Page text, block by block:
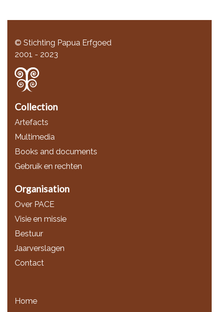
© Stichting Papua Erfgoed
2001 - 2023
Collection
Artefacts
Multimedia
Books and documents
Gebruik en rechten
Organisation
Over PACE
Visie en missie
Bestuur
Jaarverslagen
Contact
Home